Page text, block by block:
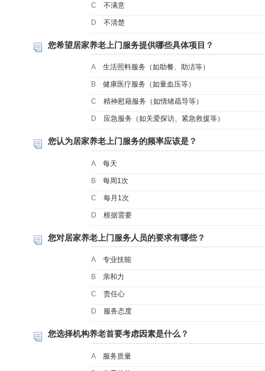
C 不满意
D 不清楚
您希望居家养老上门服务提供哪些具体项目？
A 生活照料服务（如助餐、助洁等）
B 健康医疗服务（如量血压等）
C 精神慰藉服务（如情绪疏导等）
D 应急服务（如关爱探访、紧急救援等）
您认为居家养老上门服务的频率应该是？
A 每天
B 每周1次
C 每月1次
D 根据需要
您对居家养老上门服务人员的要求有哪些？
A 专业技能
B 亲和力
C 责任心
D 服务态度
您选择机构养老首要考虑因素是什么？
A 服务质量